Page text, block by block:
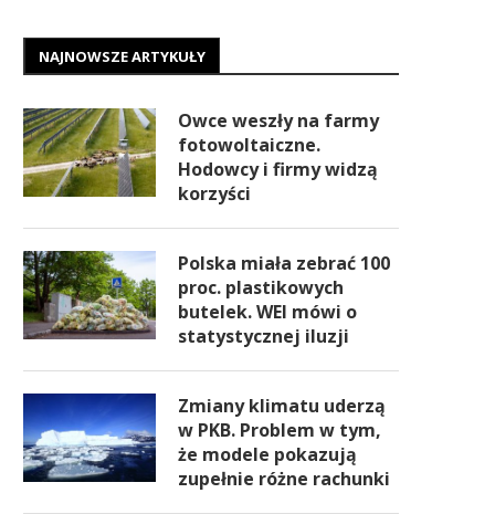
NAJNOWSZE ARTYKUŁY
Owce weszły na farmy
fotowoltaiczne.
Hodowcy i firmy widzą
korzyści
Polska miała zebrać 100
proc. plastikowych
butelek. WEI mówi o
statystycznej iluzji
Zmiany klimatu uderzą
w PKB. Problem w tym,
że modele pokazują
zupełnie różne rachunki